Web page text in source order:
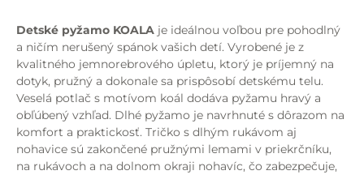
Detské pyžamo KOALA je ideálnou voľbou pre pohodlný
a ničím nerušený spánok vašich detí. Vyrobené je z
kvalitného jemnorebrového úpletu, ktorý je príjemný na
dotyk, pružný a dokonale sa prispôsobí detskému telu.
Veselá potlač s motívom koál dodáva pyžamu hravý a
obľúbený vzhľad. Dlhé pyžamo je navrhnuté s dôrazom na
komfort a praktickosť. Tričko s dlhým rukávom aj
nohavice sú zakončené pružnými lemami v priekrčníku,
na rukávoch a na dolnom okraji nohavíc, čo zabezpečuje,